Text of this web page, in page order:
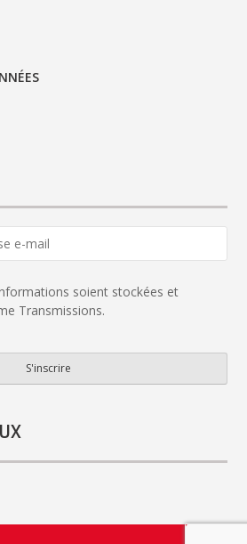
soient stockées et
Transmissions.
S'inscrire